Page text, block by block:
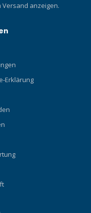
anzeigen.
Erklärung